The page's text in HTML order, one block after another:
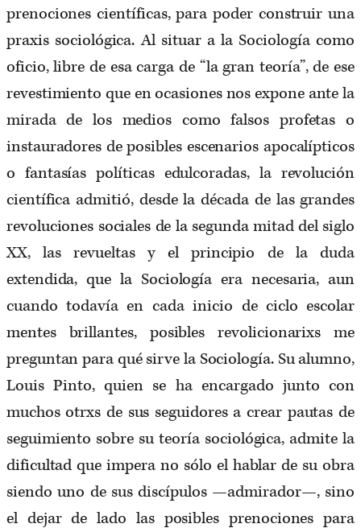
prenociones científicas, para poder construir una
praxis sociológica. Al situar a la Sociología como
oficio, libre de esa carga de “la gran teoría”, de ese
revestimiento que en ocasiones nos expone ante la
mirada de los medios como falsos profetas o
instauradores de posibles escenarios apocalípticos
o fantasías políticas edulcoradas, la revolución
científica admitió, desde la década de las grandes
revoluciones sociales de la segunda mitad del siglo
XX, las revueltas y el principio de la duda
extendida, que la Sociología era necesaria, aun
cuando todavía en cada inicio de ciclo escolar
mentes brillantes, posibles revolicionarixs me
preguntan para qué sirve la Sociología. Su alumno,
Louis Pinto, quien se ha encargado junto con
muchos otrxs de sus seguidores a crear pautas de
seguimiento sobre su teoría sociológica, admite la
dificultad que impera no sólo el hablar de su obra
siendo uno de sus discípulos —admirador—, sino
el dejar de lado las posibles prenociones para